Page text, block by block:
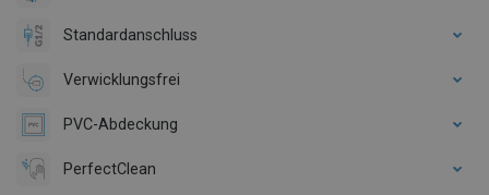
Standardanschluss
Verwicklungsfrei
PVC-Abdeckung
PerfectClean